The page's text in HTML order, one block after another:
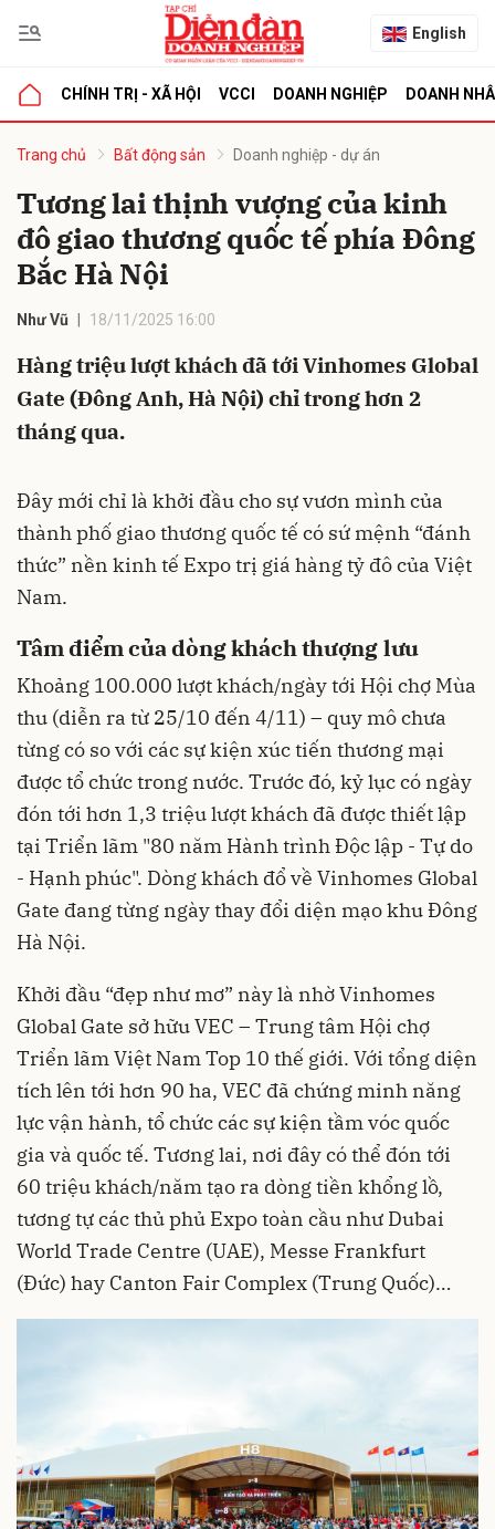
English
CHÍNH TRỊ - XÃ HỘI VCCI DOANH NGHIỆP DOANH
Trang chủ Bất động sản Doanh nghiệp - dự án
Tương lai thịnh vượng của kinh
đô giao thương quốc tế phía Đông
Bắc Hà Nội
Như Vũ 18/11/2025 16:00
Hàng triệu lượt khách đã tới Vinhomes Global
Gate (Đông Anh, Hà Nội) chỉ trong hơn 2
tháng qua.
Đây mới chỉ là khởi đầu cho sự vươn mình của
thành phố giao thương quốc tế có sứ mệnh “đánh
thức” nền kinh tế Expo trị giá hàng tỷ đô của Việt
Nam.
Tâm điểm của dòng khách thượng lưu
Khoảng 100.000 lượt khách/ngày tới Hội chợ Mùa
thu (diễn ra từ 25/10 đến 4/11) – quy mô chưa
từng có so với các sự kiện xúc tiến thương mại
được tổ chức trong nước. Trước đó, kỷ lục có ngày
đón tới hơn 1,3 triệu lượt khách đã được thiết lập
tại Triển lãm "80 năm Hành trình Độc lập - Tự do
- Hạnh phúc". Dòng khách đổ về Vinhomes Global
Gate đang từng ngày thay đổi diện mạo khu Đông
Hà Nội.
Khởi đầu “đẹp như mơ” này là nhờ Vinhomes
Global Gate sở hữu VEC – Trung tâm Hội chợ
Triển lãm Việt Nam Top 10 thế giới. Với tổng diện
tích lên tới hơn 90 ha, VEC đã chứng minh năng
lực vận hành, tổ chức các sự kiện tầm vóc quốc
gia và quốc tế. Tương lai, nơi đây có thể đón tới
60 triệu khách/năm tạo ra dòng tiền khổng lồ,
tương tự các thủ phủ Expo toàn cầu như Dubai
World Trade Centre (UAE), Messe Frankfurt
(Đức) hay Canton Fair Complex (Trung Quốc)…
luận
Hủy